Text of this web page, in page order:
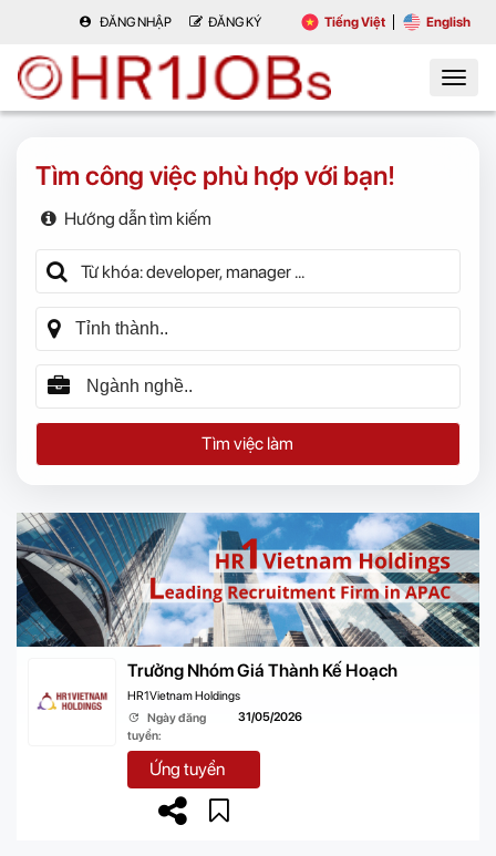
ĐĂNG NHẬP ĐĂNG KÝ Tiếng Việt English
Tìm công việc phù hợp với bạn!
Hướng dẫn tìm kiếm
Tìm việc làm
Trưởng Nhóm Giá Thành Kế Hoạch
HR1Vietnam Holdings
Ngày đăng
tuyển:
31/05/2026
Ứng tuyển